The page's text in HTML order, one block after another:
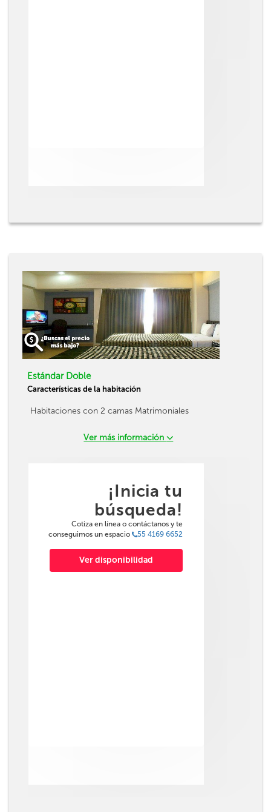
Estándar Doble
Características de la habitación
Habitaciones con 2 camas Matrimoniales
Ver más información
¡Inicia tu
búsqueda!
Cotiza en línea o contáctanos y te
conseguimos un espacio
55 4169 6652
Ver disponibilidad